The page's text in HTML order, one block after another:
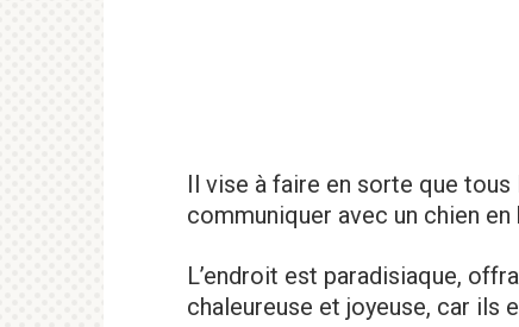
Il vise à faire en sorte que
communiquer avec un chien
L’endroit est paradisiaque,
chaleureuse et joyeuse, car ils